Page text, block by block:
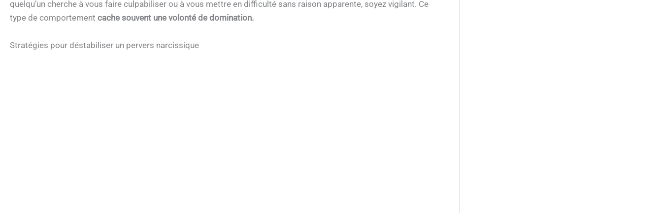
quelqu’un cherche à vous faire culpabiliser ou à vous mettre en difficulté sans raison apparente, soyez vigilant. Ce
type de comportement cache souvent une volonté de domination.
Stratégies pour déstabiliser un pervers narcissique